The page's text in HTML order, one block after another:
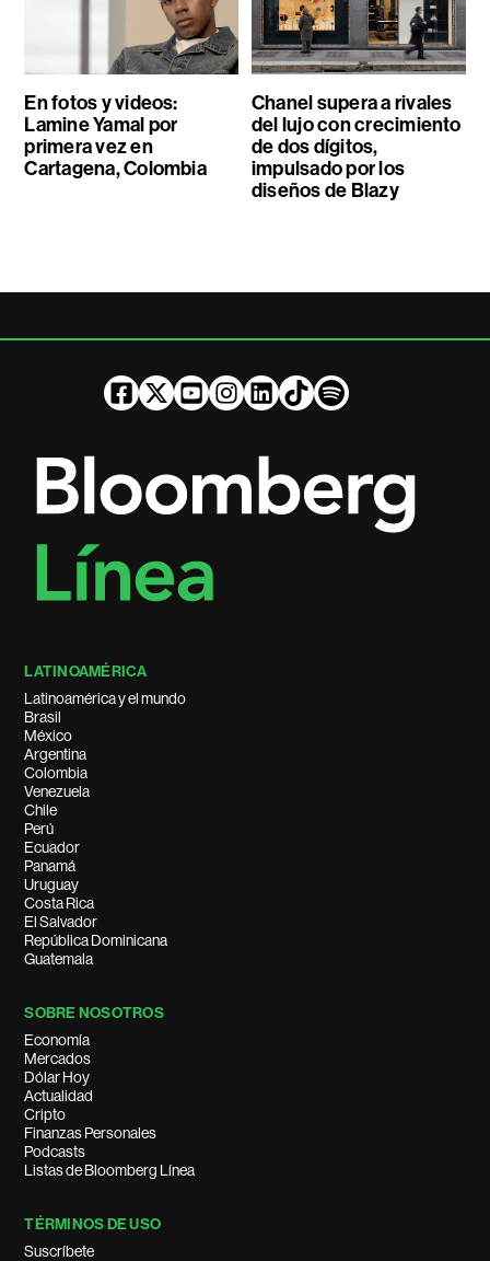
En fotos y videos:
Lamine Yamal por
primera vez en
Cartagena, Colombia
Chanel supera a rivales
del lujo con crecimiento
de dos dígitos,
impulsado por los
diseños de Blazy
LATINOAMÉRICA
Latinoamérica y el mundo
Brasil
México
Argentina
Colombia
Venezuela
Chile
Perú
Ecuador
Panamá
Uruguay
Costa Rica
El Salvador
República Dominicana
Guatemala
SOBRE NOSOTROS
Economía
Mercados
Dólar Hoy
Actualidad
Cripto
Finanzas Personales
Podcasts
Listas de Bloomberg Línea
TÉRMINOS DE USO
Suscríbete